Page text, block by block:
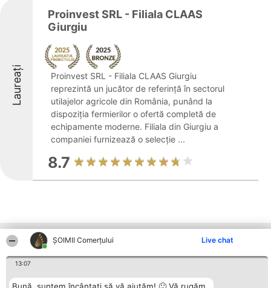
ȘOIMII Comerțului Live chat
13:07
Laureați
Proinvest SRL - Filiala CLAAS
Giurgiu
Proinvest SRL - Filiala CLAAS Giurgiu
reprezintă un jucător de referință în sectorul
utilajelor agricole din România, punând la
dispoziția fermierilor o ofertă completă de
echipamente moderne. Filiala din Giurgiu a
companiei furnizează o selecție ...
8.7
Alte firme din zonă
Organizator Ranking Plebiscyt Contact